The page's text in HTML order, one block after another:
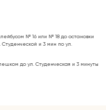
№ 16 или № 18 до остановки
и 3 мин по ул.
до ул. Студенческая и 3 минуты